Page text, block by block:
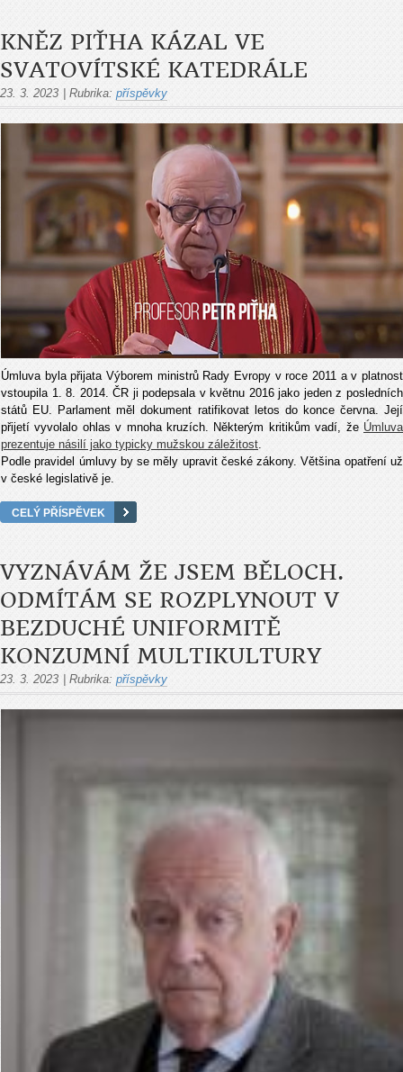
KNĚZ PIŤHA KÁZAL VE
SVATOVÍTSKÉ KATEDRÁLE
23. 3. 2023 Rubrika: příspěvky
Úmluva byla přijata Výborem ministrů Rady Evropy v roce 2011 a v platnost
vstoupila 1. 8. 2014. ČR ji podepsala v květnu 2016 jako jeden z posledních
států EU. Parlament měl dokument ratifikovat letos do konce června. Její
přijetí vyvolalo ohlas v mnoha kruzích. Některým kritikům vadí, že Úmluva
prezentuje násilí jako typicky mužskou záležitost.
Podle pravidel úmluvy by se měly upravit české zákony. Většina opatření už
v české legislativě je.
CELÝ PŘÍSPĚVEK
VYZNÁVÁM ŽE JSEM BĚLOCH.
ODMÍTÁM SE ROZPLYNOUT V
BEZDUCHÉ UNIFORMITĚ
KONZUMNÍ MULTIKULTURY
23. 3. 2023 Rubrika: příspěvky